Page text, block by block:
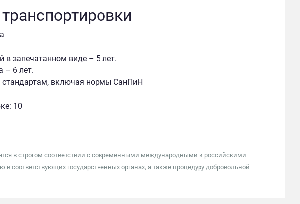
в запечатанном виде – 5 лет.
– 6 лет.
стандартам, включая нормы СанПиН
10
в строгом соответствии с современными международными и российскими
в соответствующих государственных органах, а также процедуру добровольной